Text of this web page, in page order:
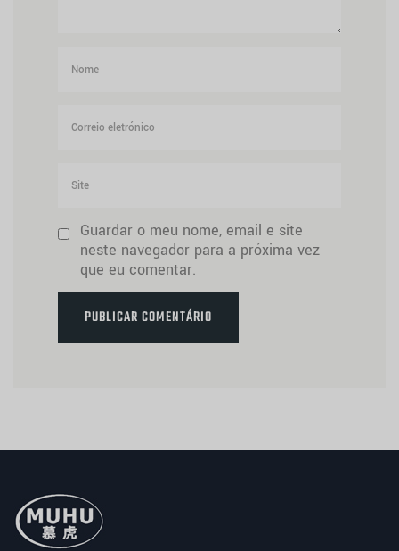
Guardar o meu nome, email e site
neste navegador para a próxima vez
que eu comentar.